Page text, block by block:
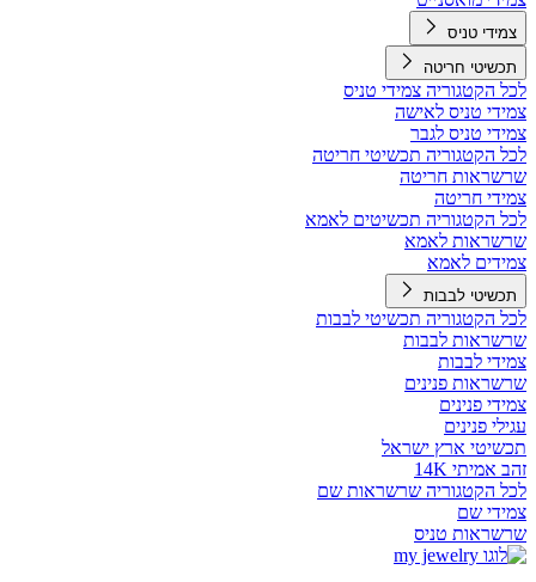
צמידי טניס
תכשיטי חריטה
לכל הקטגוריה צמידי טניס
צמידי טניס לאישה
צמידי טניס לגבר
לכל הקטגוריה תכשיטי חריטה
שרשראות חריטה
צמידי חריטה
לכל הקטגוריה תכשיטים לאמא
שרשראות לאמא
צמידים לאמא
תכשיטי לבבות
לכל הקטגוריה תכשיטי לבבות
שרשראות לבבות
צמידי לבבות
שרשראות פנינים
צמידי פנינים
עגילי פנינים
תכשיטי ארץ ישראל
זהב אמיתי 14K
לכל הקטגוריה שרשראות שם
צמידי שם
שרשראות טניס